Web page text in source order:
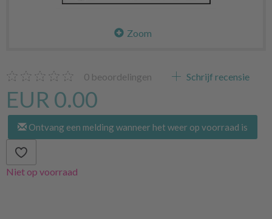
Zoom
0 beoordelingen Schrijf recensie
EUR 0.00
Ontvang een melding wanneer het weer op voorraad is
Niet op voorraad